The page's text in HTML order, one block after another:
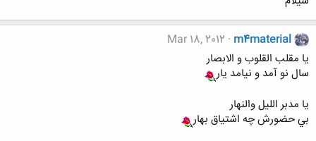
m4material
Mar 18, 2012
يا مقلب القلوب و الابصار
سال نو آمد و نيامد يار
يا مدبر الليل والنهار
بي حضورش چه اشتياق بهار